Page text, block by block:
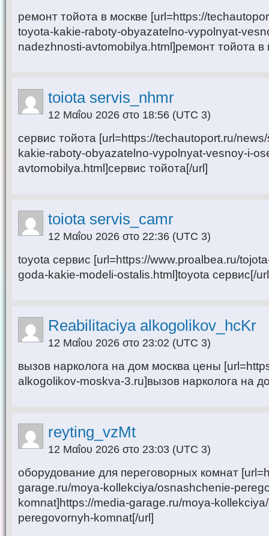
ремонт тойота в москве [url=https://
toyota-kakie-raboty-obyazatelno-vypolnyat-
nadezhnosti-avtomobilya.html]ремонт тойота в
toiota servis_nhmr
12 Μαΐου 2026 στο 18:56 (UTC 3)
сервис тойота [url=https://techautoport.ru/
kakie-raboty-obyazatelno-vypolnyat-vesnoy-i-
avtomobilya.html]сервис тойота[/url]
toiota servis_camr
12 Μαΐου 2026 στο 22:36 (UTC 3)
toyota сервис [url=https://www.proalbea.ru/
goda-kakie-modeli-ostalis.html]toyota сервис[/
Reabilitaciya alkogolikov_hcKr
12 Μαΐου 2026 στο 23:02 (UTC 3)
вызов нарколога на дом москва цены
alkogolikov-moskva-3.ru]вызов нарколога на
reyting_vzMt
12 Μαΐου 2026 στο 23:03 (UTC 3)
оборудование для переговорных комнат
garage.ru/moya-kollekciya/osnashchenie-
komnat]https://media-garage.ru/moya-
peregovornyh-komnat[/url]